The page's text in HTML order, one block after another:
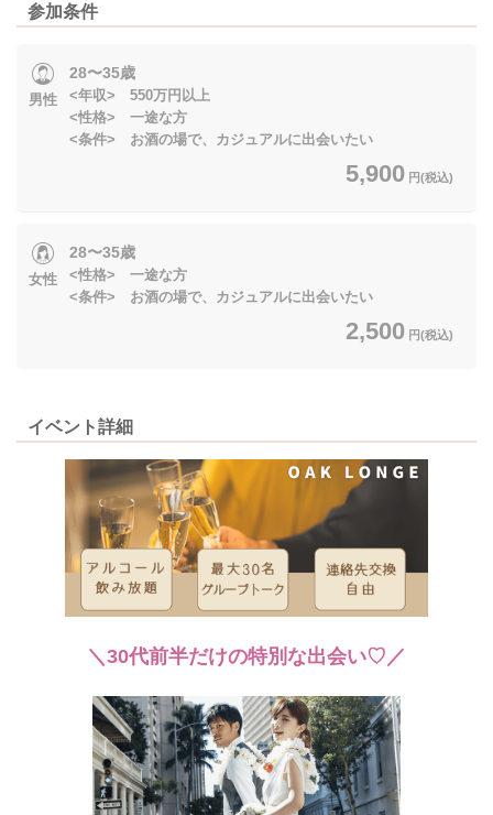
参加条件
男性
28〜35歳
<年収> 550万円以上
<性格> 一途な方
<条件> お酒の場で、カジュアルに出会いたい
5,900 円(税込)
女性
28〜35歳
<性格> 一途な方
<条件> お酒の場で、カジュアルに出会いたい
2,500 円(税込)
イベント詳細
＼30代前半だけの特別な出会い♡／